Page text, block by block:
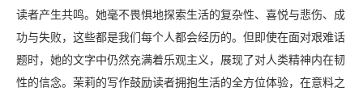
读者产生共鸣。她毫不畏惧地探索生活的复杂性、喜悦与悲伤、成
功与失败，这些都是我们每个人都会经历的。但即使在面对艰难话
题时，她的文字中仍然充满着乐观主义，展现了对人类精神内在韧
性的信念。茉莉的写作鼓励读者拥抱生活的全方位体验，在意料之